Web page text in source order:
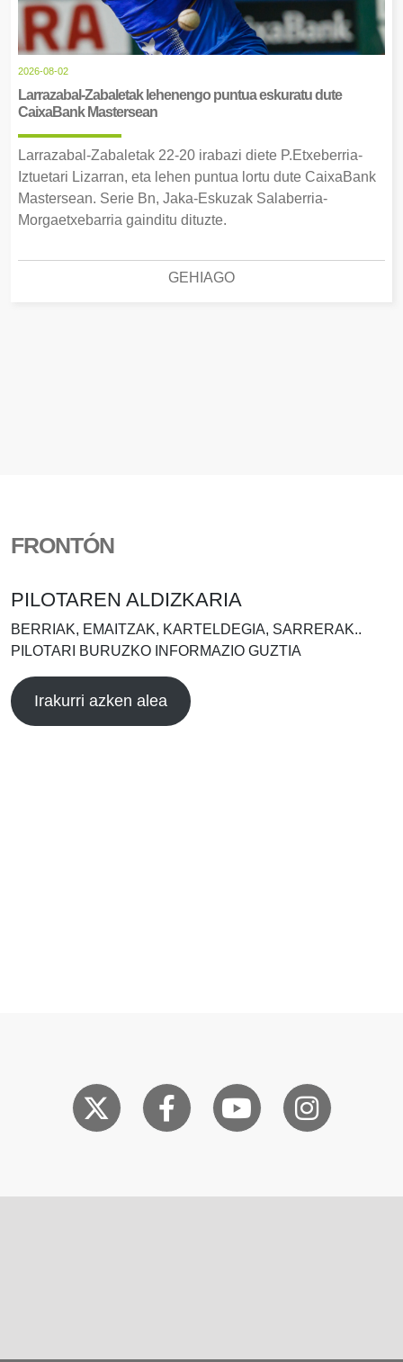
2026-08-02
Larrazabal-Zabaletak lehenengo puntua eskuratu dute
CaixaBank Mastersean
Larrazabal-Zabaletak 22-20 irabazi diete P.Etxeberria-
Iztuetari Lizarran, eta lehen puntua lortu dute CaixaBank
Mastersean. Serie Bn, Jaka-Eskuzak Salaberria-
Morgaetxebarria gainditu dituzte.
GEHIAGO
FRONTÓN
PILOTAREN ALDIZKARIA
BERRIAK, EMAITZAK, KARTELDEGIA, SARRERAK..
PILOTARI BURUZKO INFORMAZIO GUZTIA
Irakurri azken alea